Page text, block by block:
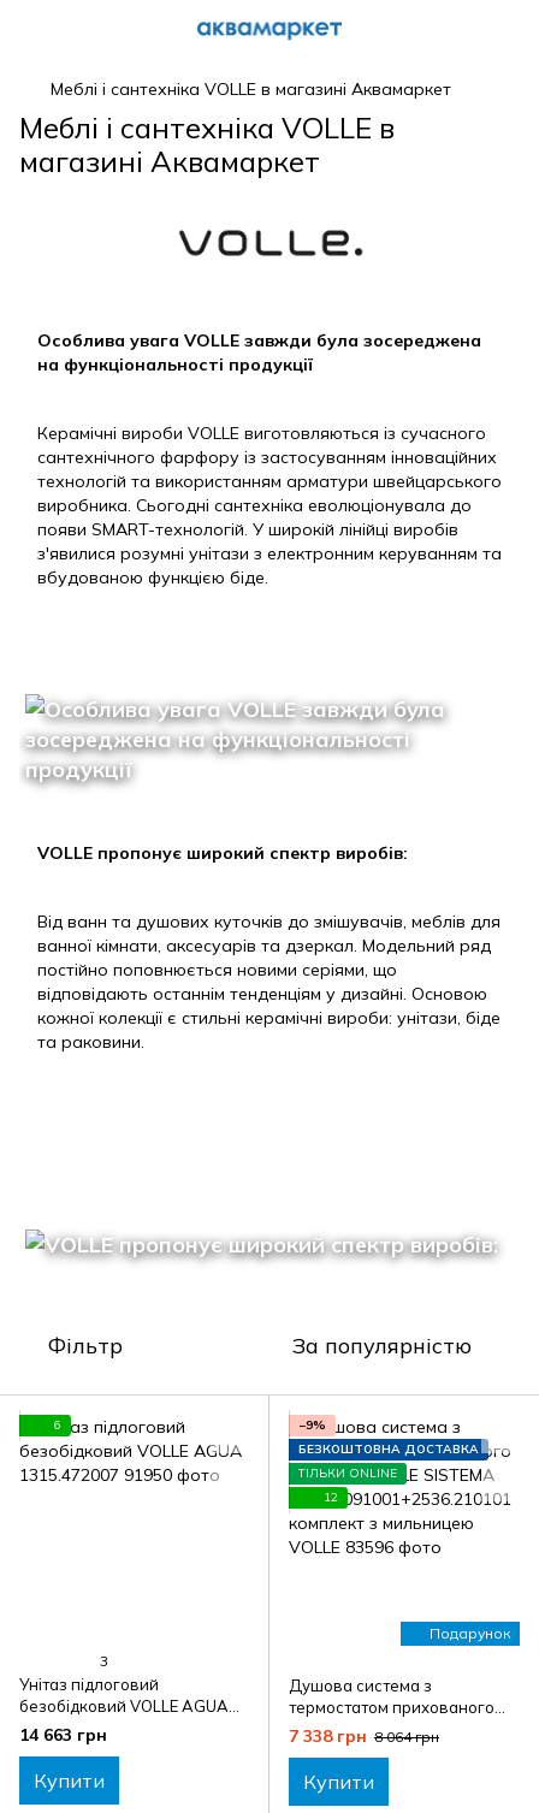
Меблі і сантехніка VOLLE в магазині Аквамаркет
Меблі і сантехніка VOLLE в
магазині Аквамаркет
Особлива увага VOLLE завжди була зосереджена
на функціональності продукції
Керамічні вироби VOLLE виготовляються із сучасного
сантехнічного фарфору із застосуванням інноваційних
технологій та використанням арматури швейцарського
виробника. Сьогодні сантехніка еволюціонувала до
появи SMART-технологій. У широкій лінійці виробів
з'явилися розумні унітази з електронним керуванням та
вбудованою функцією біде.
VOLLE пропонує широкий спектр виробів:
Від ванн та душових куточків до змішувачів, меблів для
ванної кімнати, аксесуарів та дзеркал. Модельний ряд
постійно поповнюється новими серіями, що
відповідають останнім тенденціям у дизайні. Основою
кожної колекції є стильні керамічні вироби: унітази, біде
та раковини.
Фільтр За популярністю
6
3
Унітаз підлоговий
безобідковий VOLLE AGUA
1315.472007
14 663 грн
Купити
Подарунок
−9%
БЕЗКОШТОВНА ДОСТАВКА
ТІЛЬКИ ONLINE
12
Душова система з
термостатом прихованого
монтажу VOLLE SISTEMA
A1584.091001+2536.210101
комплект з мильницею VOLLE
7 338 грн 8 064 грн
Купити